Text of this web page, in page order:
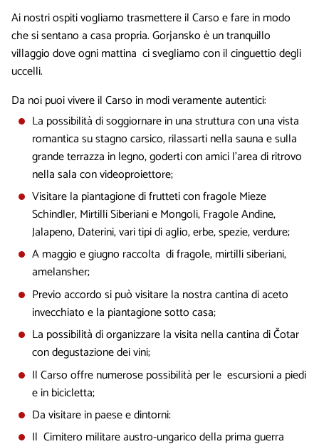
Ai nostri ospiti vogliamo trasmettere il Carso e fare in modo
che si sentano a casa propria. Gorjansko è un tranquillo
villaggio dove ogni mattina ci svegliamo con il cinguettio degli
uccelli.
Da noi puoi vivere il Carso in modi veramente autentici:
La possibilità di soggiornare in una struttura con una vista
romantica su stagno carsico, rilassarti nella sauna e sulla
grande terrazza in legno, goderti con amici l'area di ritrovo
nella sala con videoproiettore;
Visitare la piantagione di frutteti con fragole Mieze
Schindler, Mirtilli Siberiani e Mongoli, Fragole Andine,
Jalapeno, Daterini, vari tipi di aglio, erbe, spezie, verdure;
A maggio e giugno raccolta di fragole, mirtilli siberiani,
amelansher;
Previo accordo si può visitare la nostra cantina di aceto
invecchiato e la piantagione sotto casa;
La possibilità di organizzare la visita nella cantina di Čotar
con degustazione dei vini;
Il Carso offre numerose possibilità per le escursioni a piedi
e in bicicletta;
Da visitare in paese e dintorni:
Il Cimitero militare austro-ungarico della prima guerra